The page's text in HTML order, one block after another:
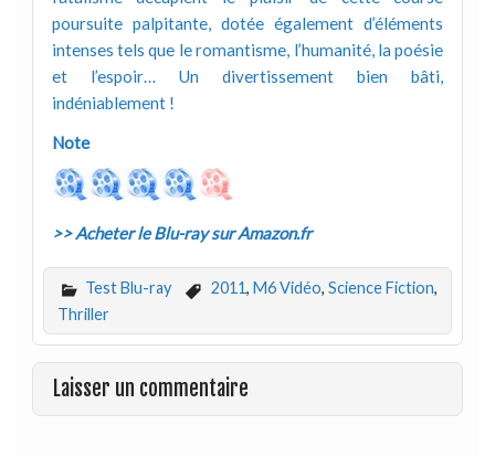
poursuite palpitante, dotée également d’éléments
intenses tels que le romantisme, l’humanité, la poésie
et l’espoir… Un divertissement bien bâti,
indéniablement !
Note
>> Acheter le Blu-ray sur Amazon.fr
Test Blu-ray 2011, M6 Vidéo,Science Fiction,
Thriller
Laisser un commentaire